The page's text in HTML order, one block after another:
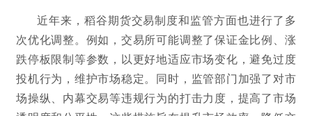
近年来，稻谷期货交易制度和监管方面也进行了多
次优化调整。例如，交易所可能调整了保证金比例、涨
跌停板限制等参数，以更好地适应市场变化，避免过度
投机行为，维护市场稳定。同时，监管部门加强了对市
场操纵、内幕交易等违规行为的打击力度，提高了市场